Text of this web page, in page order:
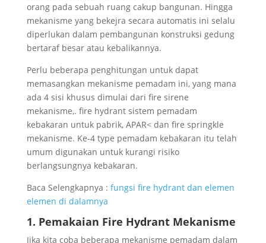
orang pada sebuah ruang cakup bangunan. Hingga
mekanisme yang bekejra secara automatis ini selalu
diperlukan dalam pembangunan konstruksi gedung
bertaraf besar atau kebalikannya.
Perlu beberapa penghitungan untuk dapat
memasangkan mekanisme pemadam ini, yang mana
ada 4 sisi khusus dimulai dari fire sirene
mekanisme,. fire hydrant sistem pemadam
kebakaran untuk pabrik, APAR< dan fire springkle
mekanisme. Ke-4 type pemadam kebakaran itu telah
umum digunakan untuk kurangi risiko
berlangsungnya kebakaran.
Baca Selengkapnya : fungsi fire hydrant dan elemen
elemen di dalamnya
1. Pemakaian Fire Hydrant Mekanisme
Jika kita coba beberapa mekanisme pemadam dalam